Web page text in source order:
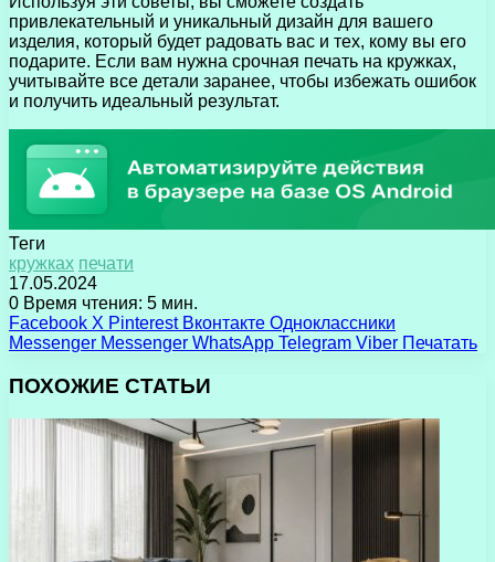
привлекательный и уникальный дизайн для вашего
изделия, который будет радовать вас и тех, кому вы его
подарите. Если вам нужна срочная печать на кружках,
учитывайте все детали заранее, чтобы избежать ошибок
и получить идеальный результат.
Теги
кружках печати
17.05.2024
0 Время чтения: 5 мин.
Facebook X Pinterest Вконтакте Одноклассники
Messenger Messenger WhatsApp Telegram Viber Печатать
ПОХОЖИЕ СТАТЬИ